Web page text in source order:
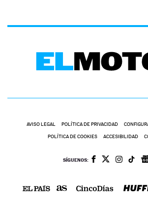
AVISO LEGAL POLÍTICA DE PRIVACIDAD
POLÍTICA DE COOKIES ACCESIBILIDAD
SÍGUENOS: